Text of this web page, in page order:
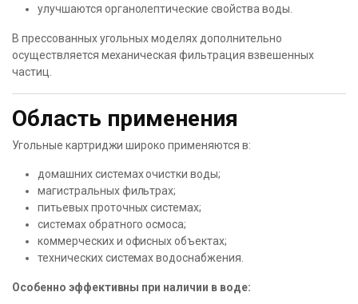
улучшаются органолептические свойства воды.
В прессованных угольных моделях дополнительно
осуществляется механическая фильтрация взвешенных
частиц.
Область применения
Угольные картриджи широко применяются в:
домашних системах очистки воды;
магистральных фильтрах;
питьевых проточных системах;
системах обратного осмоса;
коммерческих и офисных объектах;
технических системах водоснабжения.
Особенно эффективны при наличии в воде: